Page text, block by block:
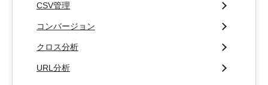
CSV管理
コンバージョン
クロス分析
URL分析